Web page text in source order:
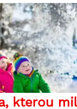
kterou